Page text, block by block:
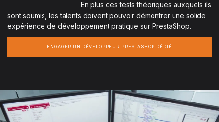
En plus des tests théoriques auxquels ils
sont soumis, les talents doivent pouvoir démontrer une solide
expérience de développement pratique sur PrestaShop.
ENGAGER UN DÉVELOPPEUR PRESTASHOP DÉDIÉ